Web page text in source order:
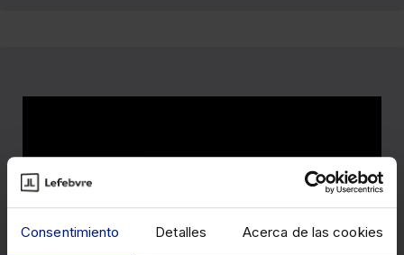
Consentimiento Detalles Acerca de las cookies